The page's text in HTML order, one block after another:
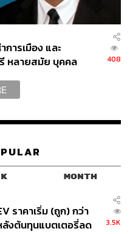
การเมือง และ
หลายสมัย บุคคล
408
MONTH
ราคาเริ่ม (ถูก) กว่า
ลังต้นทุนแบตเตอรี่ลด
3.5K